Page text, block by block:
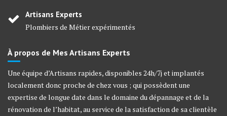
Artisans Experts
Plombiers de Métier expérimentés
À propos de Mes Artisans Experts
Une équipe d’Artisans rapides, disponibles 24h/7j et implantés
localement donc proche de chez vous ; qui possèdent une
expertise de longue date dans le domaine du dépannage et de la
rénovation de l’habitat, au service de la satisfaction de sa clientèle